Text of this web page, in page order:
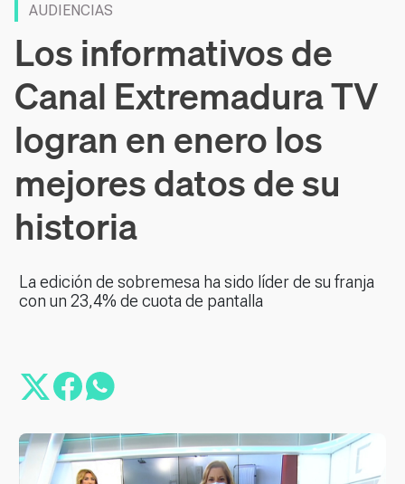
AUDIENCIAS
Los informativos de
Canal Extremadura TV
logran en enero los
mejores datos de su
historia
La edición de sobremesa ha sido líder de su franja
con un 23,4% de cuota de pantalla